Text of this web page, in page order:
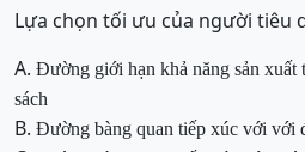
Lựa chọn tối ưu của người tiêu
A. Đường giới hạn khả năng sản
sách
B. Đường bàng quan tiếp xúc với với